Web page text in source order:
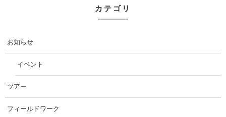
カテゴリ
お知らせ
イベント
ツアー
フィールドワーク